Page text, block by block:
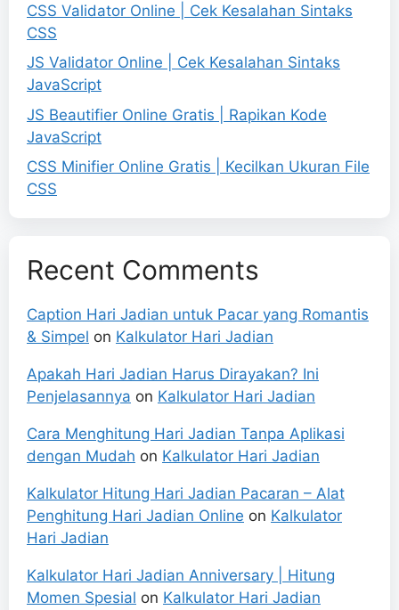
CSS Validator Online | Cek Kesalahan Sintaks
CSS
JS Validator Online | Cek Kesalahan Sintaks
JavaScript
JS Beautifier Online Gratis | Rapikan Kode
JavaScript
CSS Minifier Online Gratis | Kecilkan Ukuran File
CSS
Recent Comments
Caption Hari Jadian untuk Pacar yang Romantis
& Simpel on Kalkulator Hari Jadian
Apakah Hari Jadian Harus Dirayakan? Ini
Penjelasannya on Kalkulator Hari Jadian
Cara Menghitung Hari Jadian Tanpa Aplikasi
dengan Mudah on Kalkulator Hari Jadian
Kalkulator Hitung Hari Jadian Pacaran – Alat
Penghitung Hari Jadian Online on Kalkulator
Hari Jadian
Kalkulator Hari Jadian Anniversary | Hitung
Momen Spesial on Kalkulator Hari Jadian